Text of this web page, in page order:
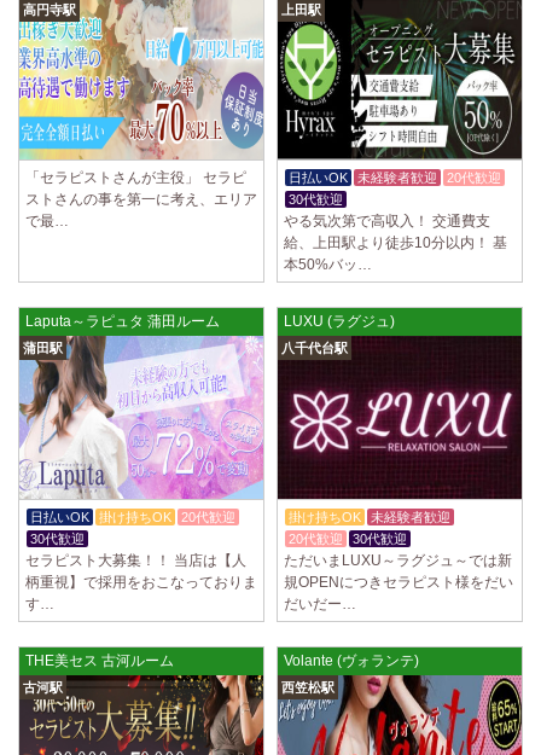
初めまして、大人の隠れ家の女店長です。 当店では業界の闇である講習
時のセクハラを撲滅するために女店長または在籍セラピストが講…
2025/03/28[渋谷駅]
大人の隠れ家 渋谷ルーム
初めまして、大人の隠れ家の女店長です。 当店では業界の闇である講習
時のセクハラを撲滅するために女店長または在籍セラピストが講…
2025/03/28[亀有駅]
aroma Angel
セラピストさんを大募集しております 完全歩合で50%〜60%以上！！ 掛
け持ちOK、完全個室待機など嬉しい高待遇が盛りだくさんです♪ …
2025/03/28 [東海学園前駅]
デビルキャット
24時間営業！自由シフトで好きな時間に働ける 未経験者歓迎♪個室待機
でゆっくり自分の好きな事ができます♪ 可愛い制服もご用意して…
高円寺駅
「セラピストさんが主役」 セラピ
ストさんの事を第一に考え、エリア
で最…
上田駅
日払いOK 未経験者歓迎
20代歓迎
30代歓迎
やる気次第で高収入！ 交通費支
給、上田駅より徒歩10分以内！ 基
本50%バッ…
Laputa～ラピュタ 蒲田ルーム
蒲田駅
日払いOK 掛け持ちOK
20代歓迎
30代歓迎
セラピスト大募集！！ 当店は【人
柄重視】で採用をおこなっておりま
す…
LUXU (ラグジュ)
八千代台駅
掛け持ちOK
未経験者歓迎
20代歓迎
30代歓迎
ただいまLUXU～ラグジュ～では新
規OPENにつきセラピスト様をだい
だいだー…
THE美セス 古河ルーム
古河駅
Volante (ヴォランテ)
西笠松駅